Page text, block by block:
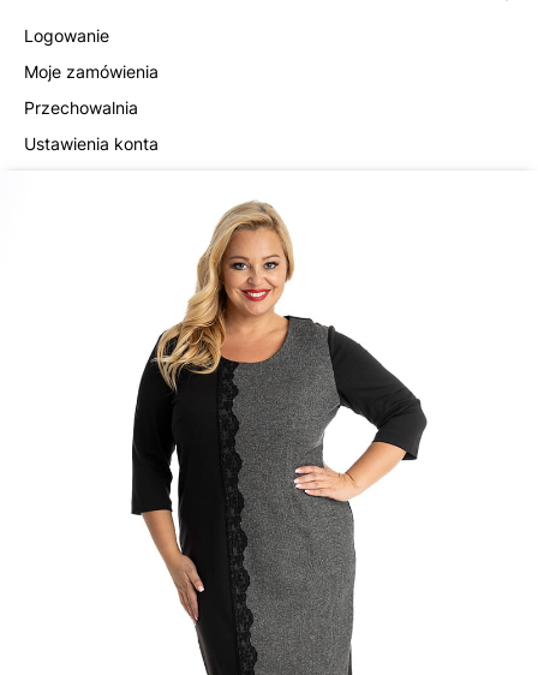
Logowanie
Moje zamówienia
Przechowalnia
Ustawienia konta
PPH Tradex Anna Nalewajko
ul. Słowackiego 6